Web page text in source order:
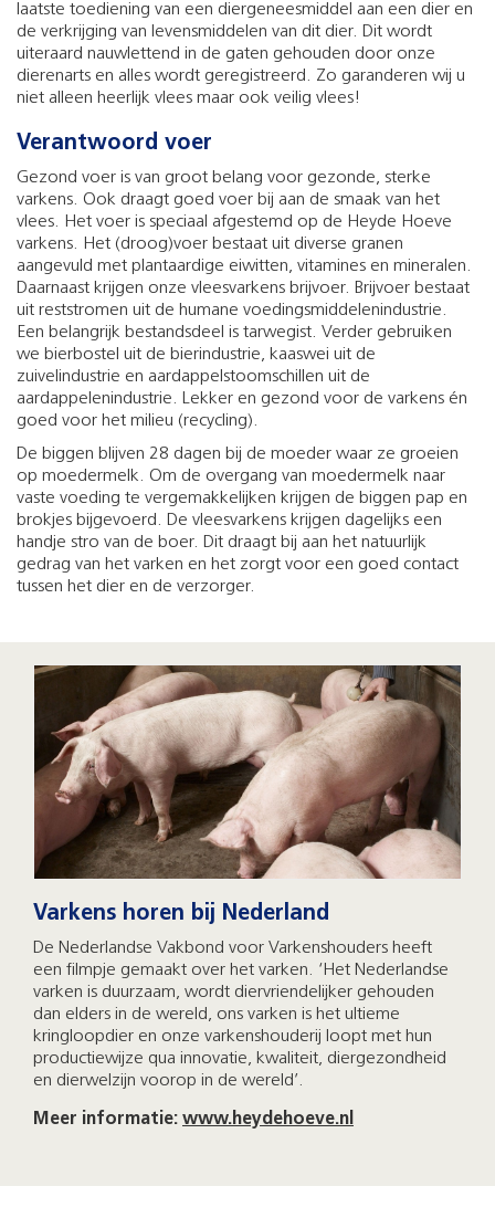
laatste toediening van een diergeneesmiddel aan een dier en
de verkrijging van levensmiddelen van dit dier. Dit wordt
uiteraard nauwlettend in de gaten gehouden door onze
dierenarts en alles wordt geregistreerd. Zo garanderen wij u
niet alleen heerlijk vlees maar ook veilig vlees!
Verantwoord voer
Gezond voer is van groot belang voor gezonde, sterke
varkens. Ook draagt goed voer bij aan de smaak van het
vlees. Het voer is speciaal afgestemd op de Heyde Hoeve
varkens. Het (droog)voer bestaat uit diverse granen
aangevuld met plantaardige eiwitten, vitamines en mineralen.
Daarnaast krijgen onze vleesvarkens brijvoer. Brijvoer bestaat
uit reststromen uit de humane voedingsmiddelenindustrie.
Een belangrijk bestandsdeel is tarwegist. Verder gebruiken
we bierbostel uit de bierindustrie, kaaswei uit de
zuivelindustrie en aardappelstoomschillen uit de
aardappelenindustrie. Lekker en gezond voor de varkens én
goed voor het milieu (recycling).
De biggen blijven 28 dagen bij de moeder waar ze groeien
op moedermelk. Om de overgang van moedermelk naar
vaste voeding te vergemakkelijken krijgen de biggen pap en
brokjes bijgevoerd. De vleesvarkens krijgen dagelijks een
handje stro van de boer. Dit draagt bij aan het natuurlijk
gedrag van het varken en het zorgt voor een goed contact
tussen het dier en de verzorger.
Varkens horen bij Nederland
De Nederlandse Vakbond voor Varkenshouders heeft
een filmpje gemaakt over het varken. ‘Het Nederlandse
varken is duurzaam, wordt diervriendelijker gehouden
dan elders in de wereld, ons varken is het ultieme
kringloopdier en onze varkenshouderij loopt met hun
productiewijze qua innovatie, kwaliteit, diergezondheid
en dierwelzijn voorop in de wereld’.
Meer informatie: www.heydehoeve.nl